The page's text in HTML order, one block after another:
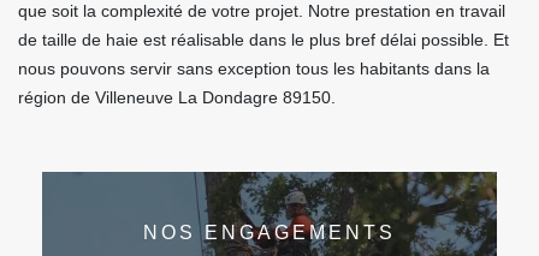
que soit la complexité de votre projet. Notre prestation en travail
de taille de haie est réalisable dans le plus bref délai possible. Et
nous pouvons servir sans exception tous les habitants dans la
région de Villeneuve La Dondagre 89150.
NOS ENGAGEMENTS